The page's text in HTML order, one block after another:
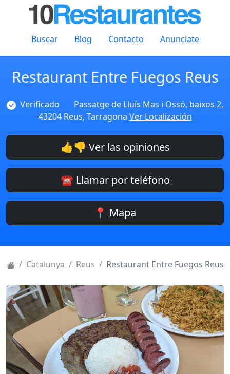
Buscar Blog Contacto Anunciate
Restaurant Entre Fuegos Reus
Verificado
Passatge de Lluís Mas i Ossó, baixos 2,
43204 Reus, Tarragona Ver Localización
👍👎 Ver las opiniones
☎️ Llamar por teléfono
📍 Mapa
Catalunya Reus Restaurant Entre Fuegos Reus